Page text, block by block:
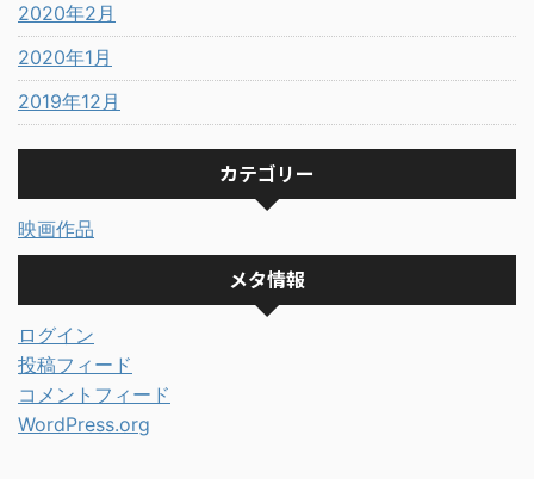
2020年2月
2020年1月
2019年12月
カテゴリー
映画作品
メタ情報
ログイン
投稿フィード
コメントフィード
WordPress.org